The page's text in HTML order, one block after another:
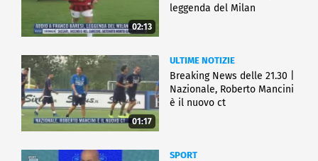
02:13
leggenda del Milan
01:17
ULTIME NOTIZIE
Breaking News delle 21.30 |
Nazionale, Roberto Mancini
è il nuovo ct
SPORT